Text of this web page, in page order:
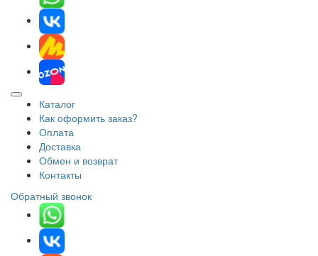
Каталог
Как оформить заказ?
Оплата
Доставка
Обмен и возврат
Контакты
Обратный звонок